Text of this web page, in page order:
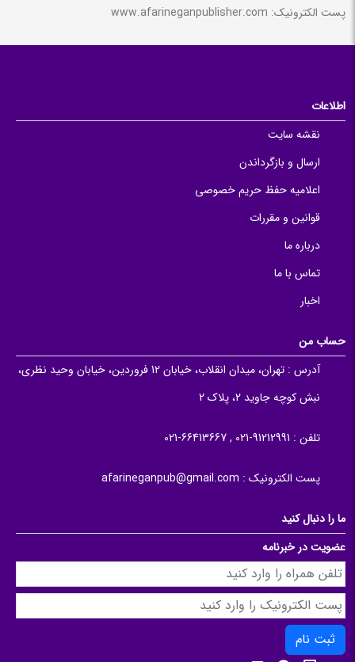
پست الکترونیک: www.afarineganpublisher.com
اطلاعات
نقشه سایت
ارسال و بازگرداندن
اعلامیه حفظ حریم خصوصی
قوانین و مقررات
درباره ما
تماس با ما
اخبار
حساب من
آدرس :
تهران، میدان انقلاب، خیابان 12 فروردین، خیابان وحید نظری،
نبش کوچه جاوید 2، پلاک 2
تلفن : 91212991-021 , 66413667-021
پست الکترونیک : afarineganpub@gmail.com
ما را دنبال کنید
عضویت در خبرنامه
ثبت نام